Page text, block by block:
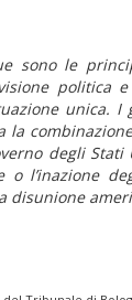
sono le
politica
unica. I
la
degli
o l’inazione
disunione